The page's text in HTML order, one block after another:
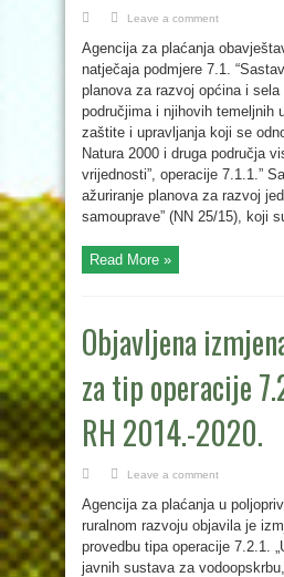
Leave a comment
Agencija za plaćanja
natječaja podmjere 7.1.
planova za razvoj općina i sela
područjima i njihovih temeljnih
zaštite i upravljanja koji se
Natura 2000 i druga područja
vrijednosti”, operacije 7.1.1.”
ažuriranje planova za razvoj
samouprave” (NN 25/15), koji
Read More »
Objavljena
za tip operacije
RH 2014.-2020.
Leave a comment
Agencija za plaćanja u
ruralnom razvoju objavila je
provedbu tipa operacije 7.2.1.
javnih sustava za